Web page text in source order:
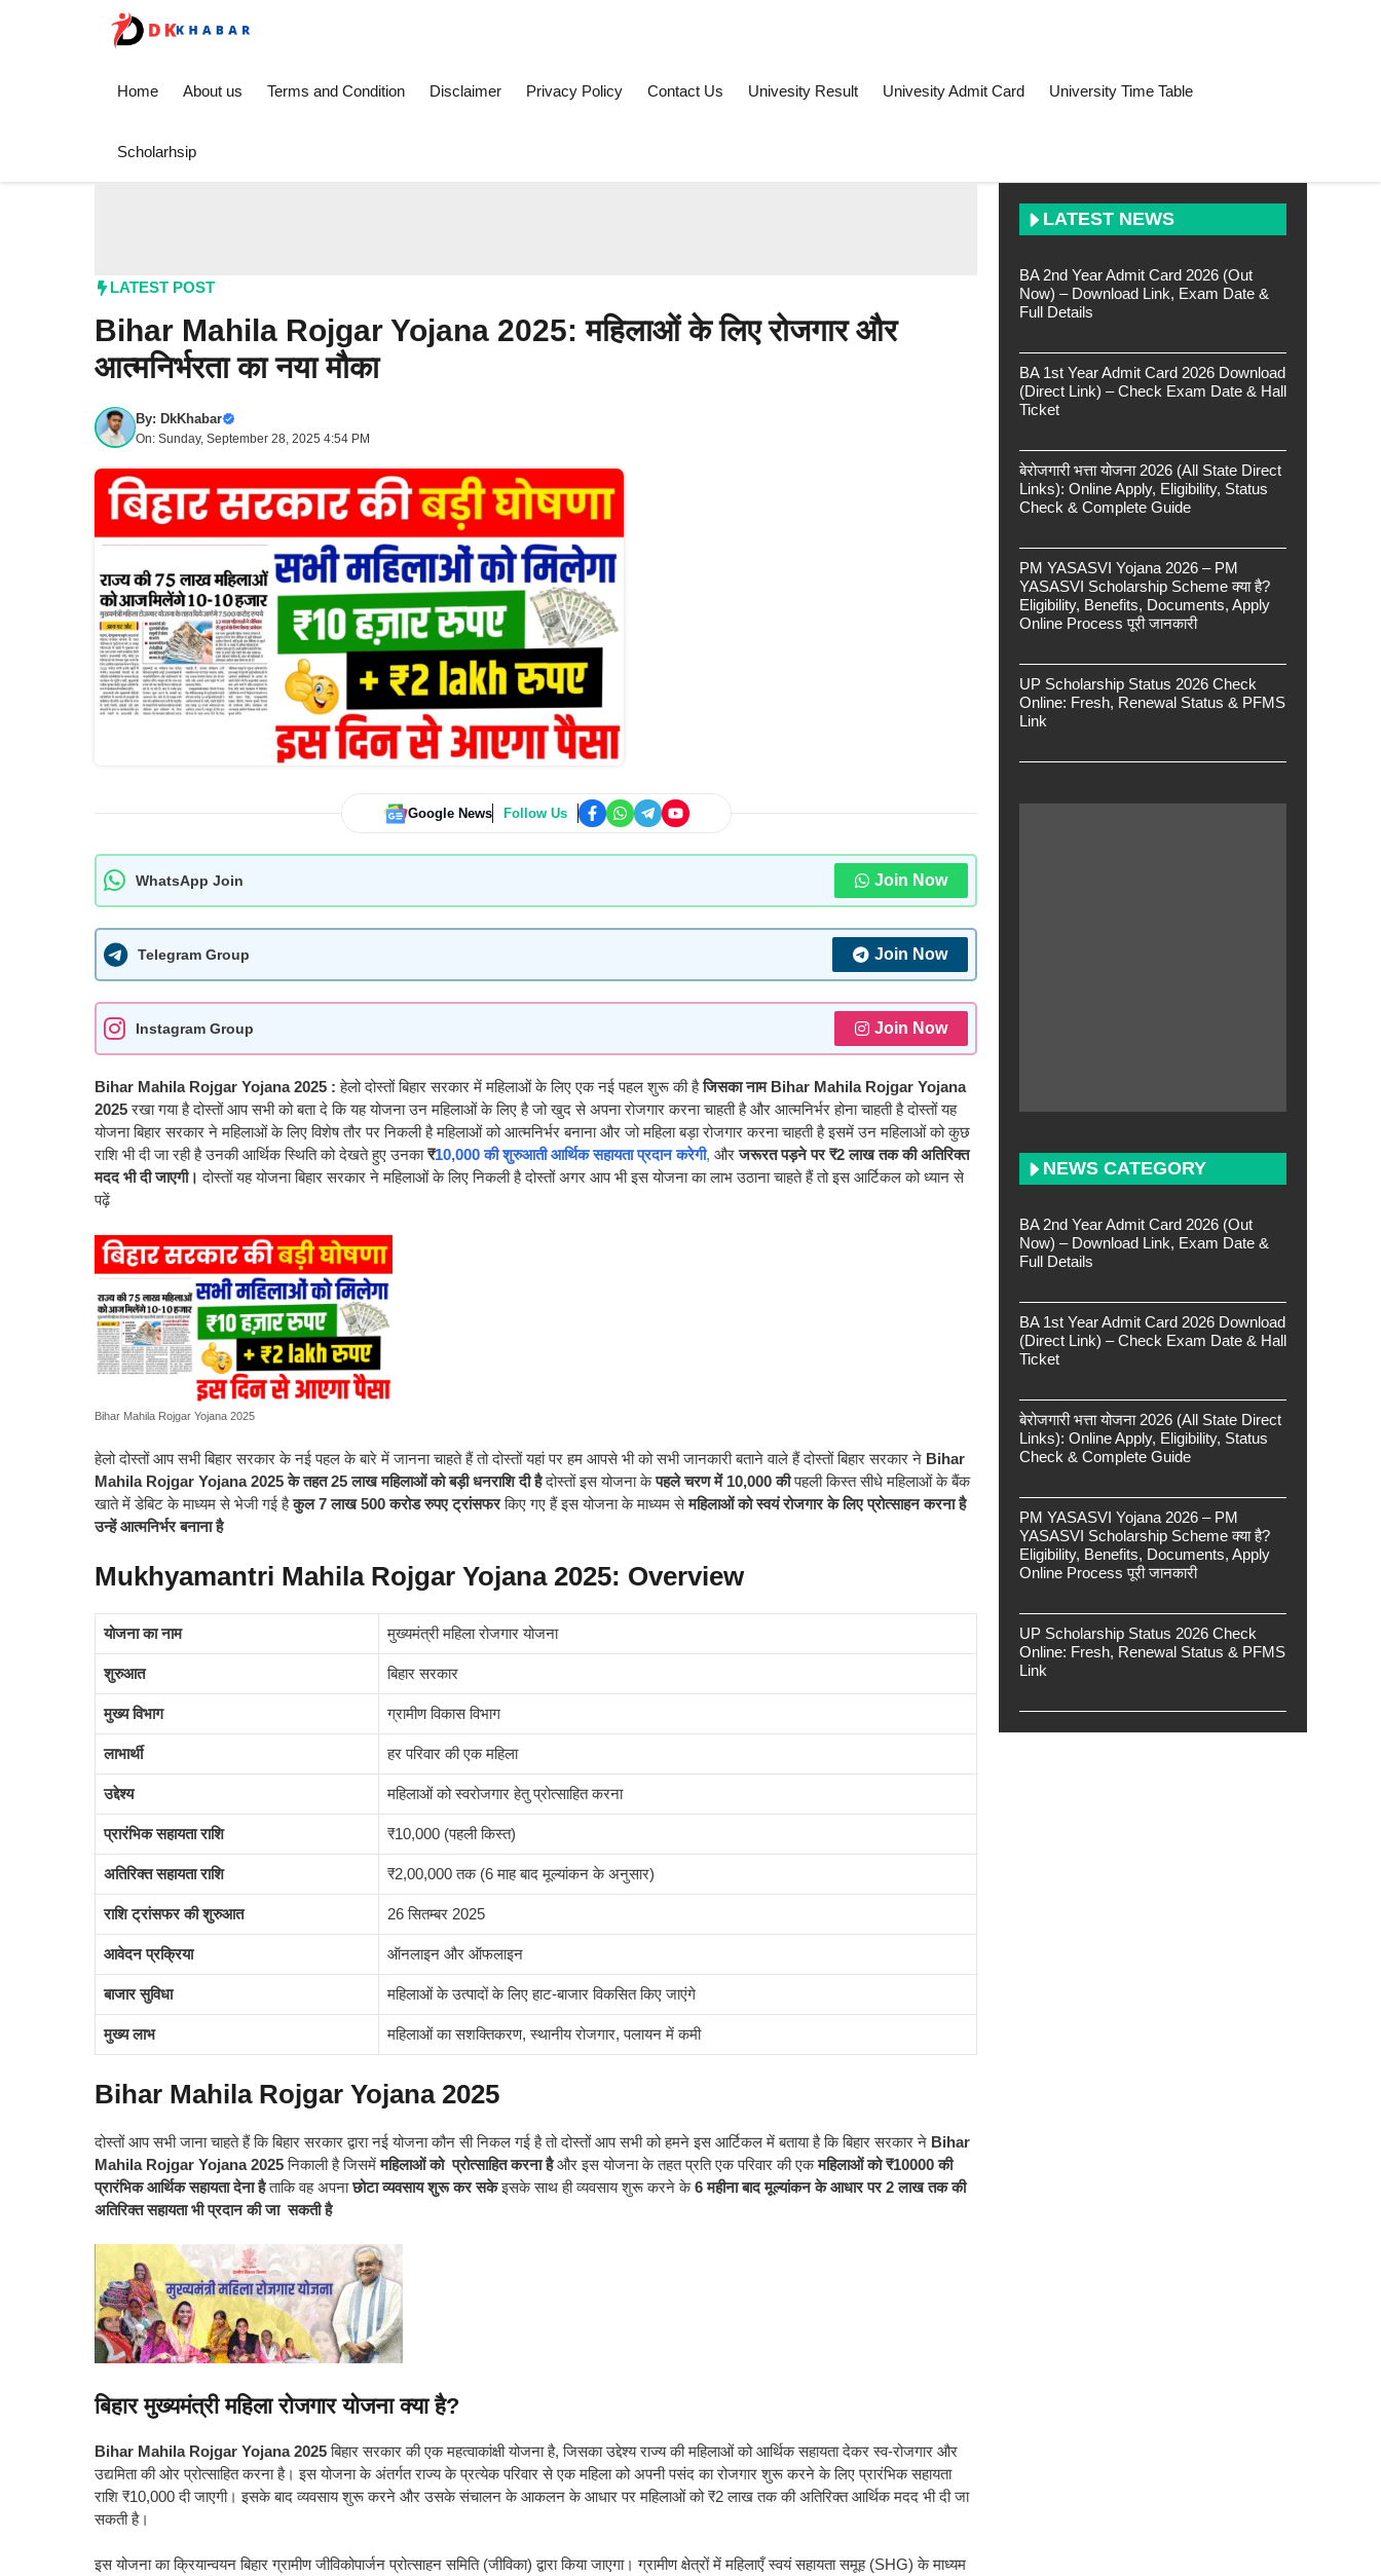
Home About us Terms and Condition Disclaimer Privacy Policy Contact Us Univesity Result Univesity Admit Card University Time Table
Scholarhsip
LATEST POST
Bihar Mahila Rojgar Yojana 2025: महिलाओं के लिए रोजगार और
आत्मनिर्भरता का नया मौका
By: DkKhabar
On: Sunday, September 28, 2025 4:54 PM
Google News Follow Us
WhatsApp Join Join Now
Telegram Group Join Now
Instagram Group Join Now
Bihar Mahila Rojgar Yojana 2025 :हेलो दोस्तों बिहार सरकार में महिलाओं के लिए एक नई पहल शुरू की हैजिसका नाम Bihar Mahila Rojgar Yojana
2025रखा गया है दोस्तों आप सभी को बता दे कि यह योजना उन महिलाओं के लिए है जो खुद से अपना रोजगार करना चाहती है और आत्मनिर्भर होना चाहती है दोस्तों यह
योजना बिहार सरकार ने महिलाओं के लिए विशेष तौर पर निकली है महिलाओं को आत्मनिर्भर बनाना और जो महिला बड़ा रोजगार करना चाहती है इसमें उन महिलाओं को कुछ
राशि भी दी जा रही है उनकी आर्थिक स्थिति को देखते हुए उनका₹10,000 की शुरुआती आर्थिक सहायता प्रदान करेगी, औरजरूरत पड़ने पर ₹2 लाख तक की अतिरिक्त
मदद भी दी जाएगी। दोस्तों यह योजना बिहार सरकार ने महिलाओं के लिए निकली है दोस्तों अगर आप भी इस योजना का लाभ उठाना चाहते हैं तो इस आर्टिकल को ध्यान से
पढ़ें
Bihar Mahila Rojgar Yojana 2025
हेलो दोस्तों आप सभी बिहार सरकार के नई पहल के बारे में जानना चाहते हैं तो दोस्तों यहां पर हम आपसे भी को सभी जानकारी बताने वाले हैं दोस्तों बिहार सरकार ने Bihar
Mahila Rojgar Yojana 2025 के तहत 25 लाख महिलाओं को बड़ी धनराशि दी हैदोस्तों इस योजना केपहले चरण में 10,000 कीपहली किस्त सीधे महिलाओं के बैंक
खाते में डेबिट के माध्यम से भेजी गई हैकुल 7 लाख 500 करोड रुपए ट्रांसफरकिए गए हैं इस योजना के माध्यम सेमहिलाओं को स्वयं रोजगार के लिए प्रोत्साहन करना है
उन्हें आत्मनिर्भर बनाना है
Mukhyamantri Mahila Rojgar Yojana 2025: Overview
योजना का नाम मुख्यमंत्री महिला रोजगार योजना
शुरुआत बिहार सरकार
मुख्य विभाग ग्रामीण विकास विभाग
लाभार्थी हर परिवार की एक महिला
उद्देश्य महिलाओं को स्वरोजगार हेतु प्रोत्साहित करना
प्रारंभिक सहायता राशि ₹10,000 (पहली किस्त)
अतिरिक्त सहायता राशि ₹2,00,000 तक (6 माह बाद मूल्यांकन के अनुसार)
राशि ट्रांसफर की शुरुआत 26 सितम्बर 2025
आवेदन प्रक्रिया ऑनलाइन और ऑफलाइन
बाजार सुविधा महिलाओं के उत्पादों के लिए हाट-बाजार विकसित किए जाएंगे
मुख्य लाभ महिलाओं का सशक्तिकरण, स्थानीय रोजगार, पलायन में कमी
Bihar Mahila Rojgar Yojana 2025
दोस्तों आप सभी जाना चाहते हैं कि बिहार सरकार द्वारा नई योजना कौन सी निकल गई है तो दोस्तों आप सभी को हमने इस आर्टिकल में बताया है कि बिहार सरकार ने Bihar
Mahila Rojgar Yojana 2025निकाली है जिसमेंमहिलाओं को प्रोत्साहित करना हैऔर इस योजना के तहत प्रति एक परिवार की एकमहिलाओं को ₹10000 की
प्रारंभिक आर्थिक सहायता देना हैताकि वह अपनाछोटा व्यवसाय शुरू कर सकेइसके साथ ही व्यवसाय शुरू करने के6 महीना बाद मूल्यांकन के आधार पर 2 लाख तक की
अतिरिक्त सहायता भी प्रदान की जा सकती है
बिहार मुख्यमंत्री महिला रोजगार योजना क्या है?
Bihar Mahila Rojgar Yojana 2025बिहार सरकार की एक महत्वाकांक्षी योजना है, जिसका उद्देश्य राज्य की महिलाओं को आर्थिक सहायता देकर स्व-रोजगार और
उद्यमिता की ओर प्रोत्साहित करना है। इस योजना के अंतर्गत राज्य के प्रत्येक परिवार से एक महिला को अपनी पसंद का रोजगार शुरू करने के लिए प्रारंभिक सहायता
राशि ₹10,000 दी जाएगी। इसके बाद व्यवसाय शुरू करने और उसके संचालन के आकलन के आधार पर महिलाओं को ₹2 लाख तक की अतिरिक्त आर्थिक मदद भी दी जा
सकती है।
इस योजना का क्रियान्वयन बिहार ग्रामीण जीविकोपार्जन प्रोत्साहन समिति (जीविका) द्वारा किया जाएगा। ग्रामीण क्षेत्रों में महिलाएँ स्वयं सहायता समूह (SHG) के माध्यम
LATEST NEWS
BA 2nd Year Admit Card 2026 (Out
Now) – Download Link, Exam Date &
Full Details
BA 1st Year Admit Card 2026 Download
(Direct Link) – Check Exam Date & Hall
Ticket
बेरोजगारी भत्ता योजना 2026 (All State Direct
Links): Online Apply, Eligibility, Status
Check & Complete Guide
PM YASASVI Yojana 2026 – PM
YASASVI Scholarship Scheme क्या है?
Eligibility, Benefits, Documents, Apply
Online Process पूरी जानकारी
UP Scholarship Status 2026 Check
Online: Fresh, Renewal Status & PFMS
Link
NEWS CATEGORY
BA 2nd Year Admit Card 2026 (Out
Now) – Download Link, Exam Date &
Full Details
BA 1st Year Admit Card 2026 Download
(Direct Link) – Check Exam Date & Hall
Ticket
बेरोजगारी भत्ता योजना 2026 (All State Direct
Links): Online Apply, Eligibility, Status
Check & Complete Guide
PM YASASVI Yojana 2026 – PM
YASASVI Scholarship Scheme क्या है?
Eligibility, Benefits, Documents, Apply
Online Process पूरी जानकारी
UP Scholarship Status 2026 Check
Online: Fresh, Renewal Status & PFMS
Link